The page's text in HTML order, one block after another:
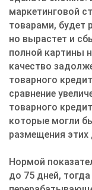
маркетинговой
товарами, будет
но вырастет и
полной картины
качество
товарного
сравнение
товарного
которые могли
размещения этих
Нормой
до 75 дней,